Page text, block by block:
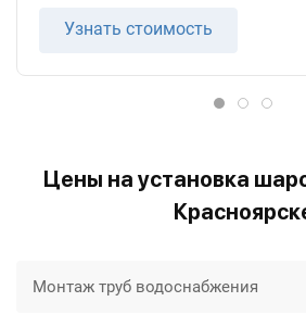
Узнать стоимость
Цены на установка
Монтаж труб водоснабжения